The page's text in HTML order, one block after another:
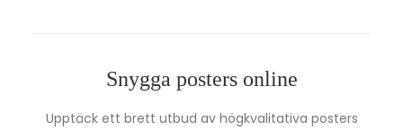
Snygga posters online
Upptäck ett brett utbud av högkvalitativa posters